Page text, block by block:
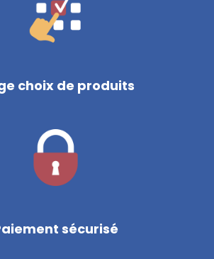
choix de produits
sécurisé